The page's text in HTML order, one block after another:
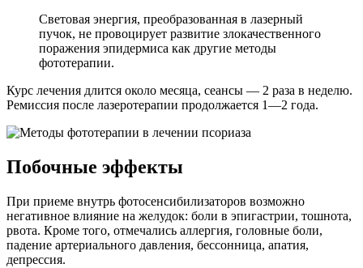
Световая энергия, преобразованная в лазерный
пучок, не провоцирует развитие злокачественного
поражения эпидермиса как другие методы
фототерапии.
Курс лечения длится около месяца, сеансы — 2 раза в неделю.
Ремиссия после лазеротерапии продолжается 1—2 года.
Побочные эффекты
При приеме внутрь фотосенсибилизаторов возможно
негативное влияние на желудок: боли в эпигастрии, тошнота,
рвота. Кроме того, отмечались аллергия, головные боли,
падение артериального давления, бессонница, апатия,
депрессия.